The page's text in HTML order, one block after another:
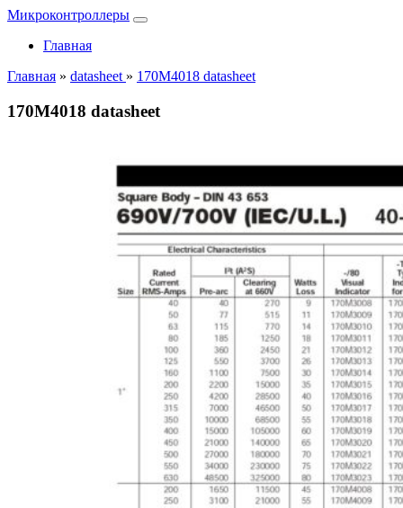
Микроконтроллеры
Главная
Главная » datasheet » 170M4018 datasheet
170M4018 datasheet